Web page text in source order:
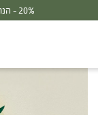
20% - הנחה על סדרת הפטריות ברכישת 2 מוצרים